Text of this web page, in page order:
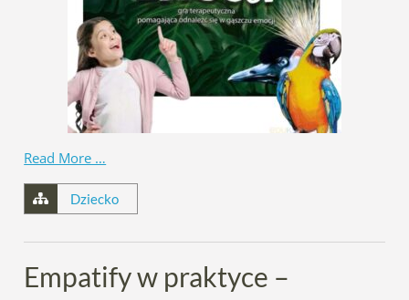
Read More …
Dziecko
Empatify w praktyce –